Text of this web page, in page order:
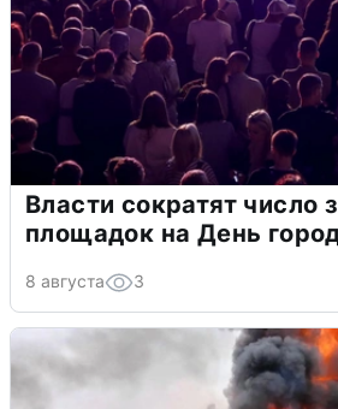
Власти сократят число
площадок на День
8 августа 3